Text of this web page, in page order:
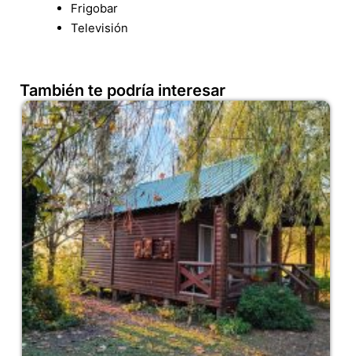
Frigobar
Televisión
También te podría interesar